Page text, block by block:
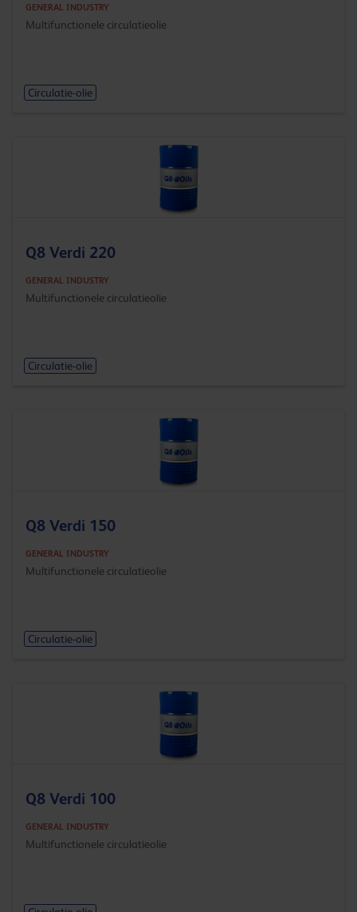
GENERAL INDUSTRY
Multifunctionele circulatieolie
Circulatie-olie
Q8 Verdi 220
GENERAL INDUSTRY
Multifunctionele circulatieolie
Circulatie-olie
Q8 Verdi 150
GENERAL INDUSTRY
Multifunctionele circulatieolie
Circulatie-olie
Q8 Verdi 100
GENERAL INDUSTRY
Multifunctionele circulatieolie